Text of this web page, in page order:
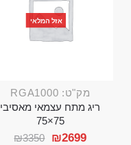
אזל המלאי
מק"ט: RGA1000
ריג מתח עצמאי מאסיבי
75×75
₪3350 ₪2699